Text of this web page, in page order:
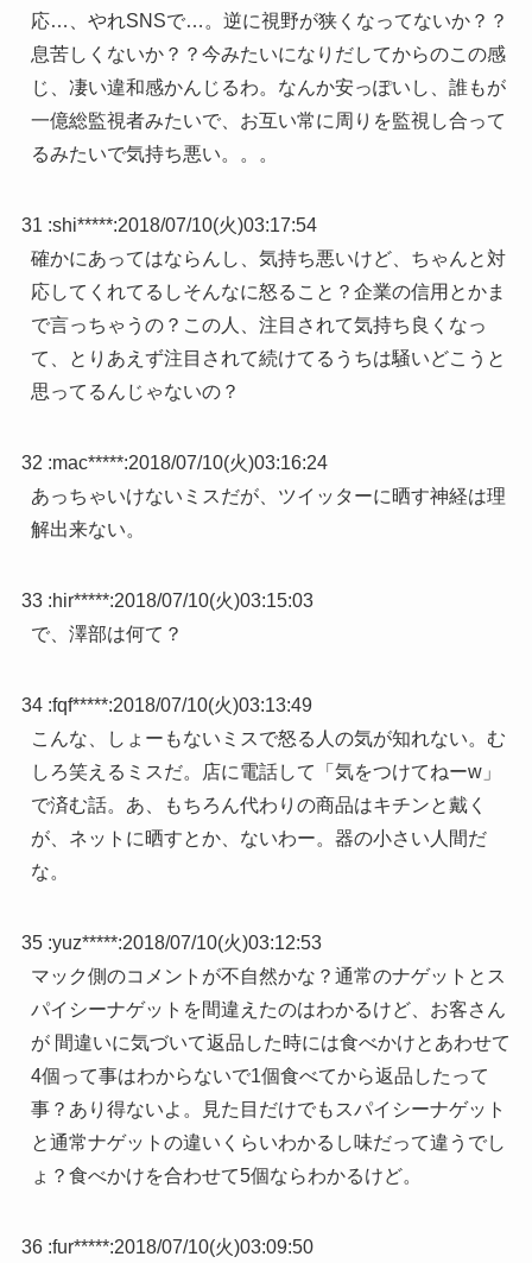
応…、やれSNSで…。逆に視野が狭くなってないか？？
息苦しくないか？？今みたいになりだしてからのこの感
じ、凄い違和感かんじるわ。なんか安っぽいし、誰もが
一億総監視者みたいで、お互い常に周りを監視し合って
るみたいで気持ち悪い。。。
31 :shi*****:2018/07/10(火)03:17:54
確かにあってはならんし、気持ち悪いけど、ちゃんと対
応してくれてるしそんなに怒ること？企業の信用とかま
で言っちゃうの？この人、注目されて気持ち良くなっ
て、とりあえず注目されて続けてるうちは騒いどこうと
思ってるんじゃないの？
32 :mac*****:2018/07/10(火)03:16:24
あっちゃいけないミスだが、ツイッターに晒す神経は理
解出来ない。
33 :hir*****:2018/07/10(火)03:15:03
で、澤部は何て？
34 :fqf*****:2018/07/10(火)03:13:49
こんな、しょーもないミスで怒る人の気が知れない。む
しろ笑えるミスだ。店に電話して「気をつけてねーw」
で済む話。あ、もちろん代わりの商品はキチンと戴く
が、ネットに晒すとか、ないわー。器の小さい人間だ
な。
35 :yuz*****:2018/07/10(火)03:12:53
マック側のコメントが不自然かな？通常のナゲットとス
パイシーナゲットを間違えたのはわかるけど、お客さん
が 間違いに気づいて返品した時には食べかけとあわせて
4個って事はわからないで1個食べてから返品したって
事？あり得ないよ。見た目だけでもスパイシーナゲット
と通常ナゲットの違いくらいわかるし味だって違うでし
ょ？食べかけを合わせて5個ならわかるけど。
36 :fur*****:2018/07/10(火)03:09:50